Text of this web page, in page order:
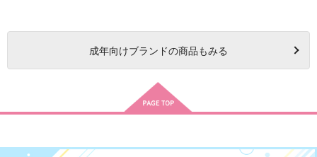
成年向けブランドの商品もみる